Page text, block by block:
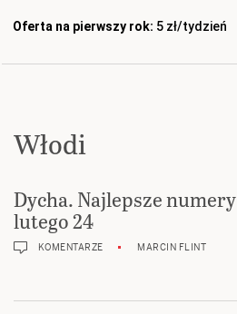
Oferta na pierwszy rok: 5 zł/tydzień
Włodi
Dycha. Najlepsze numery
lutego 24
KOMENTARZE MARCIN FLINT